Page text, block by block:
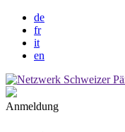
de
fr
it
en
Anmeldung